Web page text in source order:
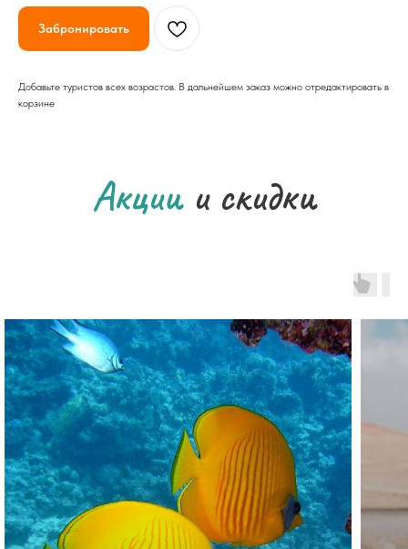
Забронировать
Добавьте туристов всех возрастов. В дальнейшем заказ можно отредактировать в
корзине
Акциии скидки